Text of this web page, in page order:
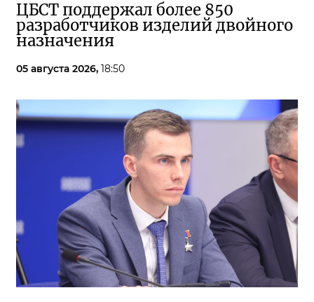
ЦБСТ поддержал более 850
разработчиков изделий двойного
назначения
05 августа 2026, 18:50